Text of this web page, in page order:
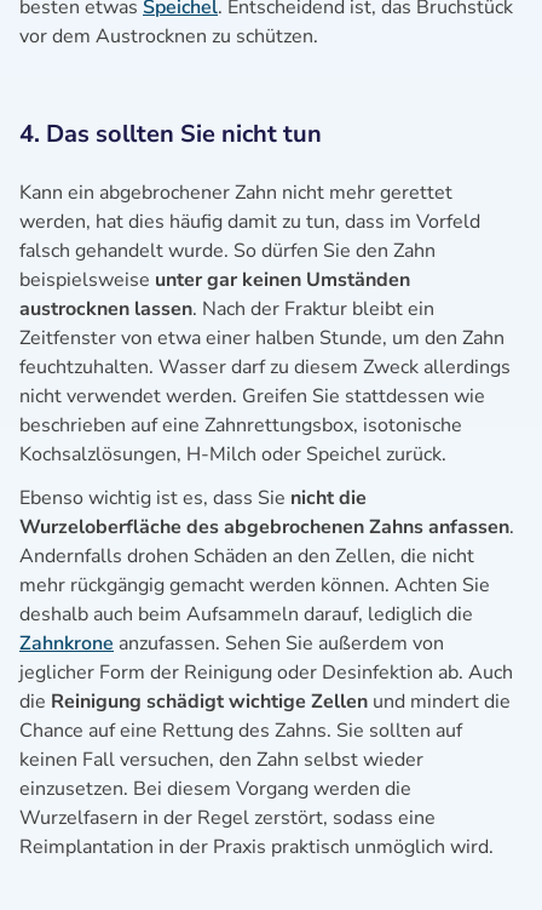
besten etwas Speichel. Entscheidend ist, das Bruchstück
vor dem Austrocknen zu schützen.
4. Das sollten Sie nicht tun
Kann ein abgebrochener Zahn nicht mehr gerettet
werden, hat dies häufig damit zu tun, dass im Vorfeld
falsch gehandelt wurde. So dürfen Sie den Zahn
beispielsweise unter gar keinen Umständen
austrocknen lassen. Nach der Fraktur bleibt ein
Zeitfenster von etwa einer halben Stunde, um den Zahn
feuchtzuhalten. Wasser darf zu diesem Zweck allerdings
nicht verwendet werden. Greifen Sie stattdessen wie
beschrieben auf eine Zahnrettungsbox, isotonische
Kochsalzlösungen, H-Milch oder Speichel zurück.
Ebenso wichtig ist es, dass Sie nicht die
Wurzeloberfläche des abgebrochenen Zahns anfassen.
Andernfalls drohen Schäden an den Zellen, die nicht
mehr rückgängig gemacht werden können. Achten Sie
deshalb auch beim Aufsammeln darauf, lediglich die
Zahnkrone anzufassen. Sehen Sie außerdem von
jeglicher Form der Reinigung oder Desinfektion ab. Auch
die Reinigung schädigt wichtige Zellen und mindert die
Chance auf eine Rettung des Zahns. Sie sollten auf
keinen Fall versuchen, den Zahn selbst wieder
einzusetzen. Bei diesem Vorgang werden die
Wurzelfasern in der Regel zerstört, sodass eine
Reimplantation in der Praxis praktisch unmöglich wird.